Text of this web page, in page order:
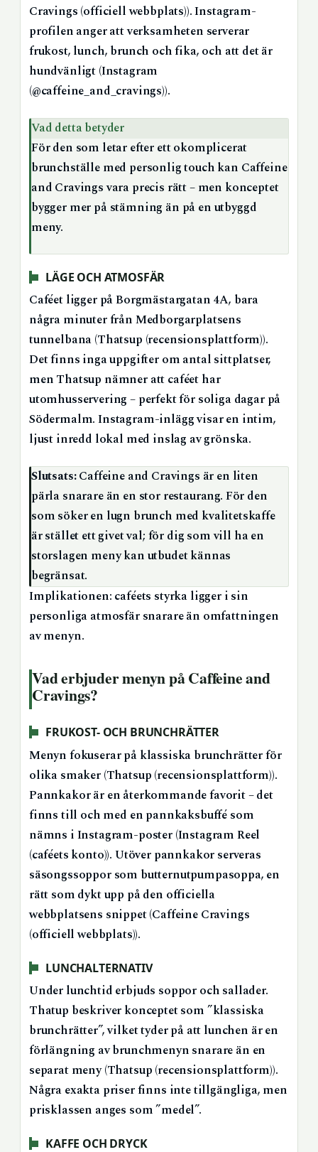
Cravings (officiell webbplats)). Instagram-
profilen anger att verksamheten serverar
frukost, lunch, brunch och fika, och att det är
hundvänligt (Instagram
(@caffeine_and_cravings)).
Vad detta betyder
För den som letar efter ett okomplicerat
brunchställe med personlig touch kan Caffeine
and Cravings vara precis rätt – men konceptet
bygger mer på stämning än på en utbyggd
meny.
LÄGE OCH ATMOSFÄR
Caféet ligger på Borgmästargatan 4A, bara
några minuter från Medborgarplatsens
tunnelbana (Thatsup (recensionsplattform)).
Det finns inga uppgifter om antal sittplatser,
men Thatsup nämner att caféet har
utomhusservering – perfekt för soliga dagar på
Södermalm. Instagram-inlägg visar en intim,
ljust inredd lokal med inslag av grönska.
Slutsats:Caffeine and Cravings är en liten
pärla snarare än en stor restaurang. För den
som söker en lugn brunch med kvalitetskaffe
är stället ett givet val; för dig som vill ha en
storslagen meny kan utbudet kännas
begränsat.
Implikationen: caféets styrka ligger i sin
personliga atmosfär snarare än omfattningen
av menyn.
Vad erbjuder menyn på Caffeine and
Cravings?
FRUKOST- OCH BRUNCHRÄTTER
Menyn fokuserar på klassiska brunchrätter för
olika smaker (Thatsup (recensionsplattform)).
Pannkakor är en återkommande favorit – det
finns till och med en pannkaksbuffé som
nämns i Instagram-poster (Instagram Reel
(caféets konto)). Utöver pannkakor serveras
säsongssoppor som butternutpumpasoppa, en
rätt som dykt upp på den officiella
webbplatsens snippet (Caffeine Cravings
(officiell webbplats)).
LUNCHALTERNATIV
Under lunchtid erbjuds soppor och sallader.
Thatup beskriver konceptet som ”klassiska
brunchrätter”, vilket tyder på att lunchen är en
förlängning av brunchmenyn snarare än en
separat meny (Thatsup (recensionsplattform)).
Några exakta priser finns inte tillgängliga, men
prisklassen anges som ”medel”.
KAFFE OCH DRYCK